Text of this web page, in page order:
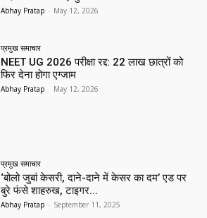
Abhay Pratap - May 12, 2026
प्रमुख समाचार‎
NEET UG 2026 परीक्षा रद्द: 22 लाख छात्रों को
फिर देना होगा एग्जाम
Abhay Pratap - May 12, 2026
प्रमुख समाचार‎
‘बोलो जुबां केसरी, दाने-दाने में केसर का दम’ एड पर
बुरे फंसे शाहरुख, टाइगर...
Abhay Pratap - September 11, 2025